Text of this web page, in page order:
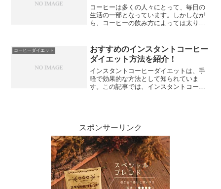
コーヒーは多くの人々にとって、毎日の
生活の一部となっています。しかしなが
ら、コーヒーの飲み方によっては太りや
めて、太りやすいコーヒーの飲み方、そ
して太りにくいコーヒーの...
コーヒーダイエット
おすすめのインスタントコーヒー
ダイエット方法を紹介！
インスタントコーヒーダイエットは、手
軽で効果的な方法として知られていま
す。この記事では、インスタントコーヒ
スポンサーリンク